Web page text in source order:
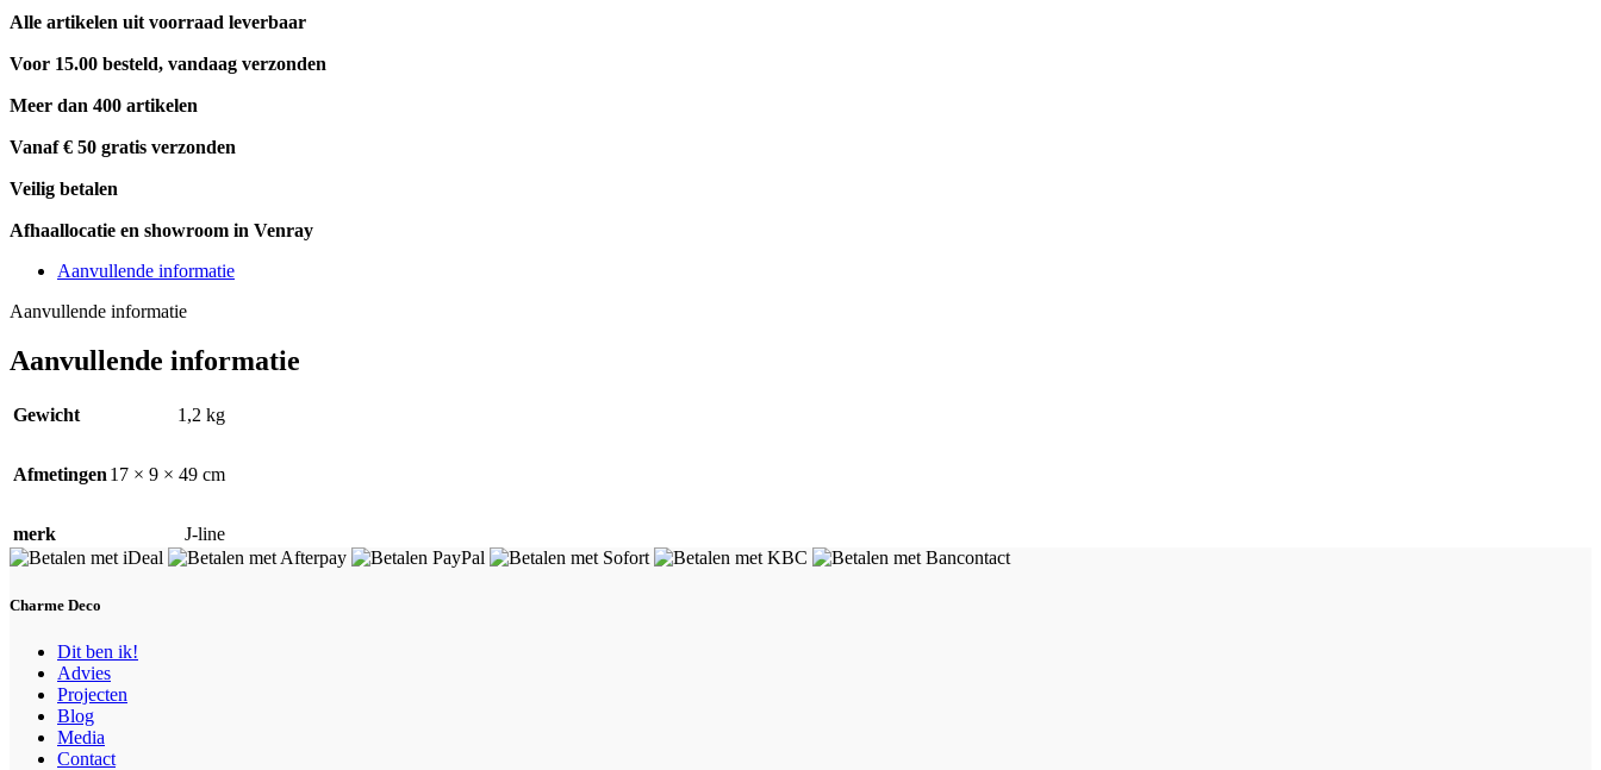
Alle artikelen uit voorraad leverbaar
Voor 15.00 besteld, vandaag verzonden
Meer dan 400 artikelen
Vanaf € 50 gratis verzonden
Veilig betalen
Afhaallocatie en showroom in Venray
Aanvullende informatie
Aanvullende informatie
Aanvullende informatie
Gewicht 1,2 kg
Afmetingen 17 × 9 × 49 cm
merk J-line
Charme Deco
Dit ben ik!
Advies
Projecten
Blog
Media
Contact